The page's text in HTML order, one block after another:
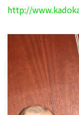
http://